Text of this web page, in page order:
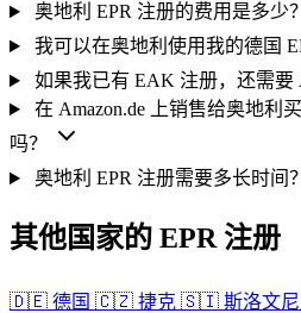
奥地利 EPR 注册的费用是多少
我可以在奥地利使用我的德国
如果我已有 EAK 注册，还需要
在 Amazon.de 上销售给奥地利
吗？
奥地利 EPR 注册需要多长时间
其他国家的 EPR 注册
🇩🇪 德国 🇨🇿 捷克 🇸🇮 斯洛文